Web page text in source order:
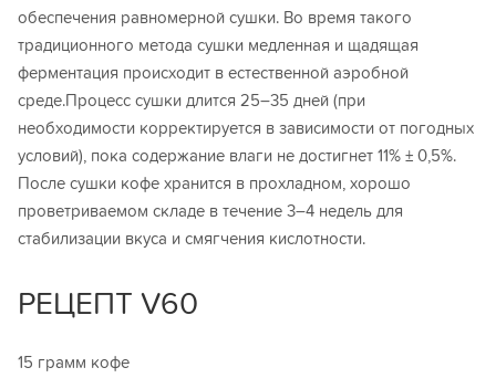
обеспечения равномерной сушки. Во время такого
традиционного метода сушки медленная и щадящая
ферментация происходит в естественной аэробной
среде.Процесс сушки длится 25–35 дней (при
необходимости корректируется в зависимости от погодных
условий), пока содержание влаги не достигнет 11% ± 0,5%.
После сушки кофе хранится в прохладном, хорошо
проветриваемом складе в течение 3–4 недель для
стабилизации вкуса и смягчения кислотности.
РЕЦЕПТ V60
15 грамм кофе